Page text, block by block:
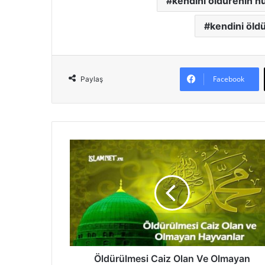
kendini
Paylaş Facebook
ü
m
e
Öldürülmesi Caiz Olan Ve Olmayan